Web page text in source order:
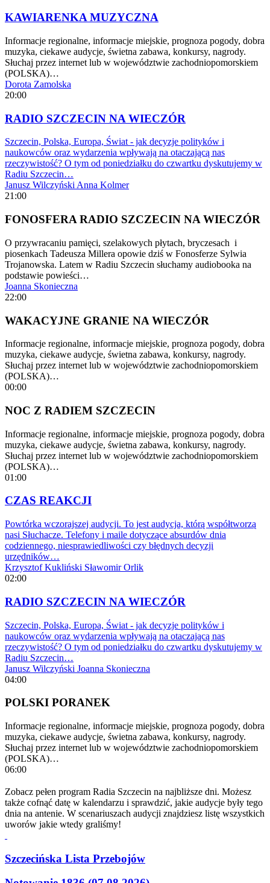
KAWIARENKA MUZYCZNA
Informacje regionalne, informacje miejskie, prognoza pogody, dobra
muzyka, ciekawe audycje, świetna zabawa, konkursy, nagrody.
Słuchaj przez internet lub w województwie zachodniopomorskiem
(POLSKA)…
Dorota Zamolska
20:00
RADIO SZCZECIN NA WIECZÓR
Szczecin, Polska, Europa, Świat - jak decyzje polityków i
naukowców oraz wydarzenia wpływają na otaczającą nas
rzeczywistość? O tym od poniedziałku do czwartku dyskutujemy w
Radiu Szczecin…
Janusz WilczyńskiAnna Kolmer
21:00
FONOSFERA RADIO SZCZECIN NA WIECZÓR
O przywracaniu pamięci, szelakowych płytach, bryczesach i
piosenkach Tadeusza Millera opowie dziś w Fonosferze Sylwia
Trojanowska. Latem w Radiu Szczecin słuchamy audiobooka na
podstawie powieści…
Joanna Skonieczna
22:00
WAKACYJNE GRANIE NA WIECZÓR
Informacje regionalne, informacje miejskie, prognoza pogody, dobra
muzyka, ciekawe audycje, świetna zabawa, konkursy, nagrody.
Słuchaj przez internet lub w województwie zachodniopomorskiem
(POLSKA)…
00:00
NOC Z RADIEM SZCZECIN
Informacje regionalne, informacje miejskie, prognoza pogody, dobra
muzyka, ciekawe audycje, świetna zabawa, konkursy, nagrody.
Słuchaj przez internet lub w województwie zachodniopomorskiem
(POLSKA)…
01:00
CZAS REAKCJI
Powtórka wczorajszej audycji. To jest audycja, którą współtworzą
nasi Słuchacze. Telefony i maile dotyczące absurdów dnia
codziennego, niesprawiedliwości czy błędnych decyzji
urzędników…
Krzysztof Kukliński Sławomir Orlik
02:00
RADIO SZCZECIN NA WIECZÓR
Szczecin, Polska, Europa, Świat - jak decyzje polityków i
naukowców oraz wydarzenia wpływają na otaczającą nas
rzeczywistość? O tym od poniedziałku do czwartku dyskutujemy w
Radiu Szczecin…
Janusz Wilczyński Joanna Skonieczna
04:00
POLSKI PORANEK
Informacje regionalne, informacje miejskie, prognoza pogody, dobra
muzyka, ciekawe audycje, świetna zabawa, konkursy, nagrody.
Słuchaj przez internet lub w województwie zachodniopomorskiem
(POLSKA)…
06:00
Zobacz pełen program Radia Szczecin na najbliższe dni. Możesz
także cofnąć datę w kalendarzu i sprawdzić, jakie audycje były tego
dnia na antenie. W scenariuszach audycji znajdziesz listę wszystkich
uworów jakie wtedy graliśmy!
Szczecińska Lista Przebojów